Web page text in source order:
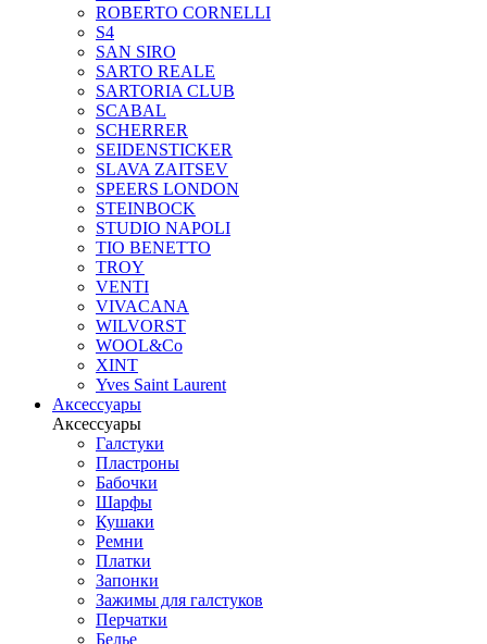
ROBERTO CORNELLI
S4
SAN SIRO
SARTO REALE
SARTORIA CLUB
SCABAL
SCHERRER
SEIDENSTICKER
SLAVA ZAITSEV
SPEERS LONDON
STEINBOCK
STUDIO NAPOLI
TIO BENETTO
TROY
VENTI
VIVACANA
WILVORST
WOOL&Co
XINT
Yves Saint Laurent
Аксессуары
Аксессуары
Галстуки
Пластроны
Бабочки
Шарфы
Кушаки
Ремни
Платки
Запонки
Зажимы для галстуков
Перчатки
Белье